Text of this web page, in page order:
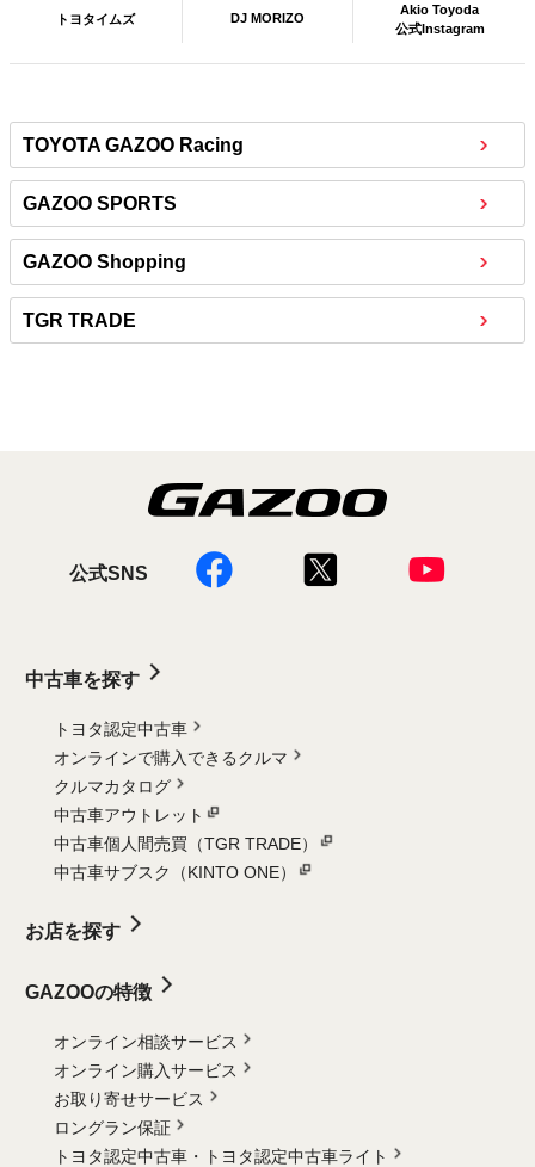
トヨタイムズ DJ MORIZO
Akio Toyoda
公式Instagram
TOYOTA GAZOO Racing
GAZOO SPORTS
GAZOO Shopping
TGR TRADE
公式SNS
中古車を探す
トヨタ認定中古車
オンラインで購入できるクルマ
クルマカタログ
中古車アウトレット
中古車個人間売買（TGR TRADE）
中古車サブスク（KINTO ONE）
お店を探す
GAZOOの特徴
オンライン相談サービス
オンライン購入サービス
お取り寄せサービス
ロングラン保証
トヨタ認定中古車・
トヨタ認定中古車ライト